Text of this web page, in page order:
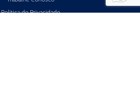
Política de Privacidade